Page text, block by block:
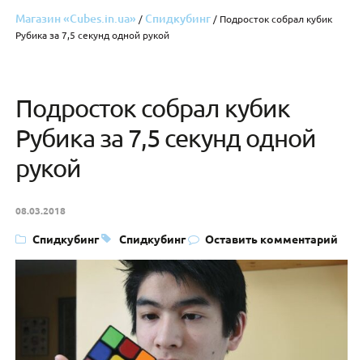
Магазин «Cubes.in.ua» / Спидкубинг / Подросток собрал кубик
Рубика за 7,5 секунд одной рукой
Подросток собрал кубик
Рубика за 7,5 секунд одной
рукой
08.03.2018
Спидкубинг Спидкубинг Оставить комментарий